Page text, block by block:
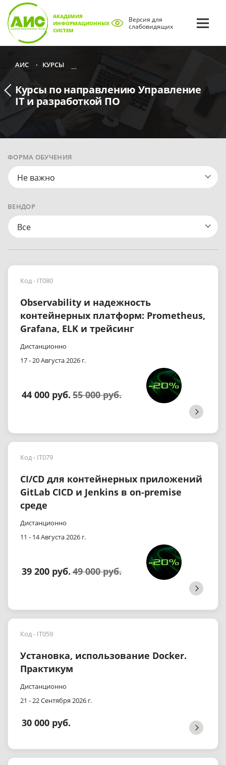
АКАДЕМИЯ
ИНФОРМАЦИОННЫХ
СИСТЕМ
Версия для
слабовидящих
АИС • КУРСЫ
Курсы по направлению Управление
IT и разработкой ПО
ФОРМА ОБУЧЕНИЯ
Не важно
ВЕНДОР
Все
Код - IT080
Observability и надежность
контейнерных платформ: Prometheus,
Grafana, ELK и трейсинг
Дистанционно
17 - 20 Августа 2026 г.
44 000 руб. 55 000 руб.
Код - IT079
CI/CD для контейнерных приложений
GitLab CICD и Jenkins в on-premise
среде
Дистанционно
11 - 14 Августа 2026 г.
39 200 руб. 49 000 руб.
Код - IT059
Установка, использование Docker.
Практикум
Дистанционно
21 - 22 Сентября 2026 г.
30 000 руб.